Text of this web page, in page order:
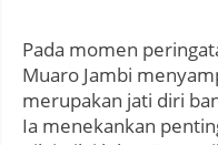
Pada momen
Muaro Jambi
merupakan jati diri
Ia menekankan